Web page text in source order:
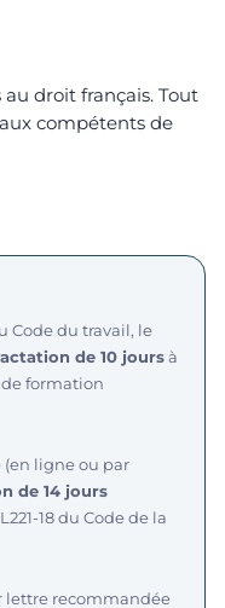
au droit français. Tout
compétents de
Code du travail, le
de 10 joursà
formation
(en ligne ou par
de 14 jours
18 du Code de la
lettre recommandée